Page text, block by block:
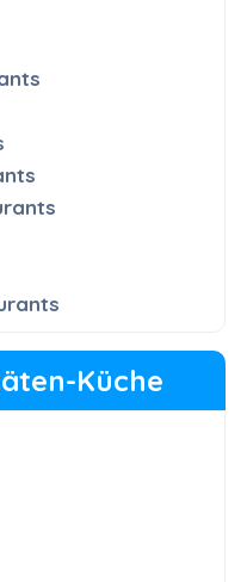
Küche